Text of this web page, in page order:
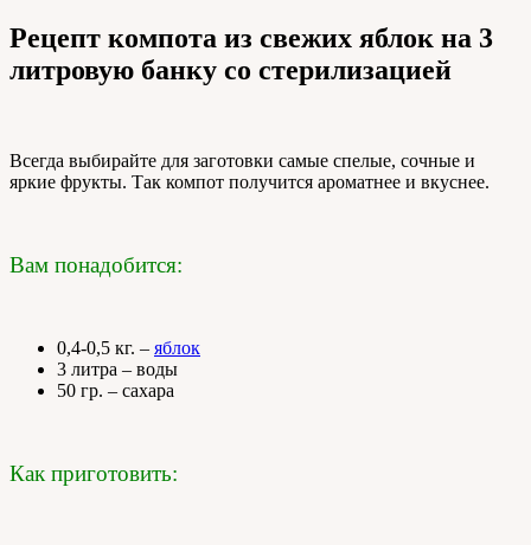
Рецепт компота из свежих яблок на 3
литровую банку со стерилизацией
Всегда выбирайте для заготовки самые спелые, сочные и
яркие фрукты. Так компот получится ароматнее и вкуснее.
Вам понадобится:
0,4-0,5 кг. – яблок
3 литра – воды
50 гр. – сахара
Как приготовить: